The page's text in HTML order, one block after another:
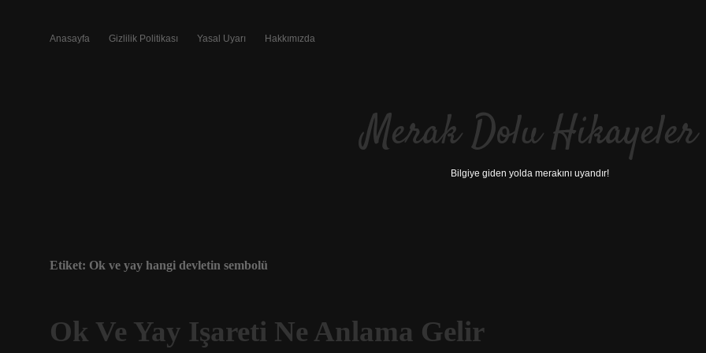
Anasayfa Gizlilik Politikası Yasal Uyarı Hakkımızda
Merak Dolu Hikayeler
Bilgiye giden yolda merakını uyandır!
Etiket: Ok ve yay hangi devletin sembolü
Ok Ve Yay Işareti Ne Anlama Gelir